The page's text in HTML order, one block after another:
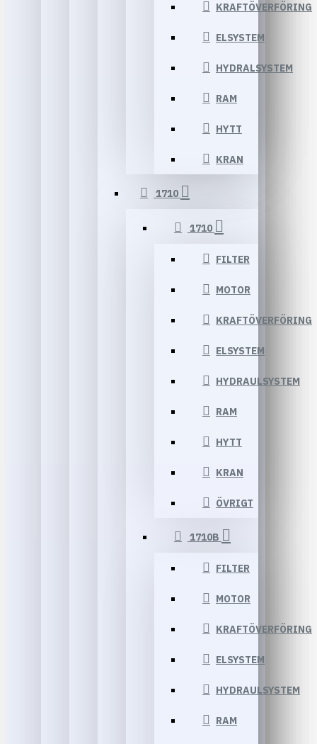
KRAFTÖVERFÖRING
ELSYSTEM
HYDRALSYSTEM
RAM
HYTT
KRAN
1710
1710
FILTER
MOTOR
KRAFTÖVERFÖRING
ELSYSTEM
HYDRAULSYSTEM
RAM
HYTT
KRAN
ÖVRIGT
1710B
FILTER
MOTOR
KRAFTÖVERFÖRING
ELSYSTEM
HYDRAULSYSTEM
RAM